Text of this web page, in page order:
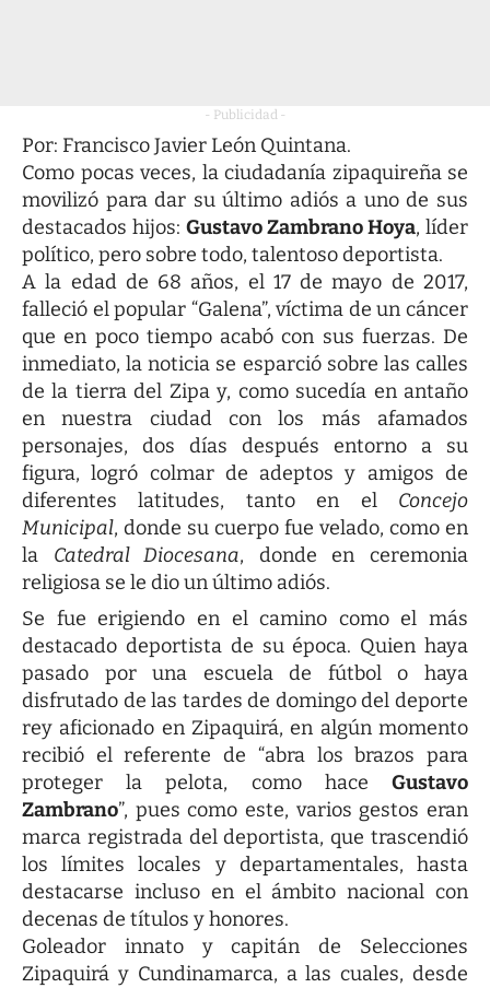
- Publicidad -
Por: Francisco Javier León Quintana.
Como pocas veces, la ciudadanía zipaquireña se
movilizó para dar su último adiós a uno de sus
destacados hijos: Gustavo Zambrano Hoya, líder
político, pero sobre todo, talentoso deportista.
A la edad de 68 años, el 17 de mayo de 2017,
falleció el popular “Galena”, víctima de un cáncer
que en poco tiempo acabó con sus fuerzas. De
inmediato, la noticia se esparció sobre las calles
de la tierra del Zipa y, como sucedía en antaño
en nuestra ciudad con los más afamados
personajes, dos días después entorno a su
figura, logró colmar de adeptos y amigos de
diferentes latitudes, tanto en el Concejo
Municipal, donde su cuerpo fue velado, como en
la Catedral Diocesana, donde en ceremonia
religiosa se le dio un último adiós.
Se fue erigiendo en el camino como el más
destacado deportista de su época. Quien haya
pasado por una escuela de fútbol o haya
disfrutado de las tardes de domingo del deporte
rey aficionado en Zipaquirá, en algún momento
recibió el referente de “abra los brazos para
proteger la pelota, como hace Gustavo
Zambrano”, pues como este, varios gestos eran
marca registrada del deportista, que trascendió
los límites locales y departamentales, hasta
destacarse incluso en el ámbito nacional con
decenas de títulos y honores.
Goleador innato y capitán de Selecciones
Zipaquirá y Cundinamarca, a las cuales, desde